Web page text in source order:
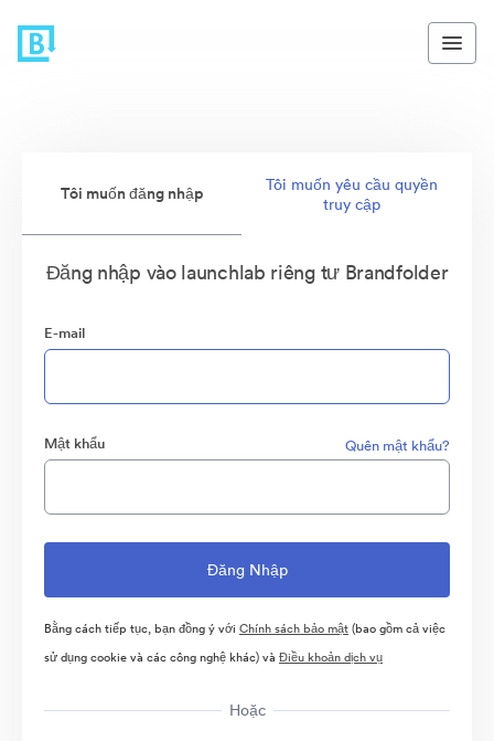
Tôi muốn đăng nhập
Tôi muốn yêu cầu quyền
truy cập
Đăng nhập vào launchlab riêng tư Brandfolder
E-mail
Mật khẩu Quên mật khẩu?
Bằng cách tiếp tục, bạn đồng ý với Chính sách bảo mật(bao gồm cả việc
sử dụng cookie và các công nghệ khác) và Điều khoản dịch vụ
Hoặc